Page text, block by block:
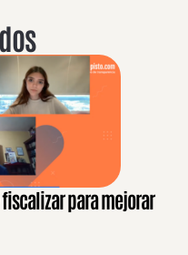
para mejorar